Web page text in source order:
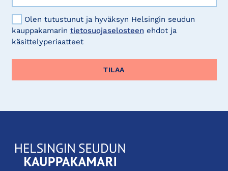
Olen tutustunut ja hyväksyn Helsingin seudun
kauppakamarin tietosuojaselosteen ehdot ja
käsittelyperiaatteet
KauppakamariHelsingin
seudun